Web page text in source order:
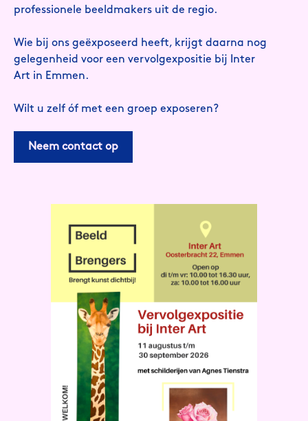
professionele beeldmakers uit de regio.
Wie bij ons geëxposeerd heeft, krijgt daarna nog
gelegenheid voor een vervolgexpositie bij Inter
Art in Emmen.
Wilt u zelf óf met een groep exposeren?
Neem contact op